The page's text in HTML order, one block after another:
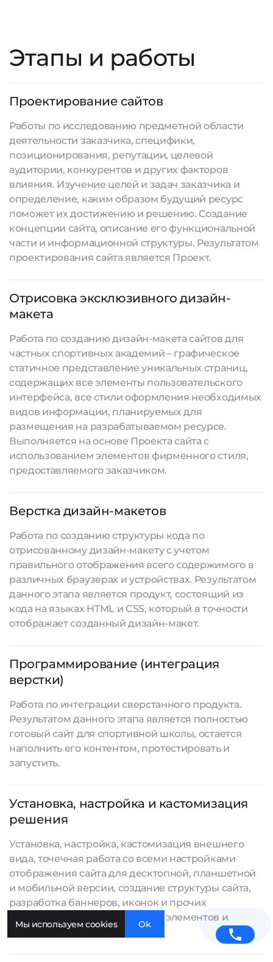
Этапы и работы
Проектирование сайтов
Работы по исследованию предметной области
деятельности заказчика, специфики,
позиционирования, репутации, целевой
аудитории, конкурентов и других факторов
влияния. Изучение целей и задач заказчика и
определение, каким образом будущий ресурс
поможет их достижению и решению. Создание
концепции сайта, описание его функциональной
части и информационной структуры. Результатом
проектирования сайта является Проект.
Отрисовка эксклюзивного дизайн-
макета
Работа по созданию дизайн-макета сайтов для
частных спортивных академий – графическое
статичное представление уникальных страниц,
содержащих все элементы пользовательского
интерфейса, все стили оформления необходимых
видов информации, планируемых для
размещения на разрабатываемом ресурсе.
Выполняется на основе Проекта сайта с
использованием элементов фирменного стиля,
предоставляемого заказчиком.
Верстка дизайн-макетов
Работа по созданию структуры кода по
отрисованному дизайн-макету с учетом
правильного отображения всего содержимого в
различных браузерах и устройствах. Результатом
данного этапа является продукт, состоящий из
кода на языках HTML и CSS, который в точности
отображает созданный дизайн-макет.
Программирование (интеграция
верстки)
Работа по интеграции сверстанного продукта.
Результатом данного этапа является полностью
готовый сайт для спортивной школы, остается
наполнить его контентом, протестировать и
запустить.
Установка, настройка и кастомизация
решения
Установка, настройка, кастомизация внешнего
вида, точечная работа со всеми настройками
отображения сайта для десктопной, планшетной
и мобильной версии, создание структуры сайта,
разработка баннеров, иконок и прочих
графических и интерактивных элементов и
другие работы.
Мы используем cookies Ok